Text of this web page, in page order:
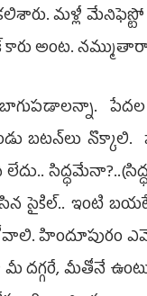
కలిశారు. మళ్లీ
అంట.
బాగుపడాలన్నా.
బటన్‌లు నొక్కాలి.
లేదు..
సైకిల్‌.. ఇంటి
హిందూపురం
మీ దగ్గరే, మీతోనే